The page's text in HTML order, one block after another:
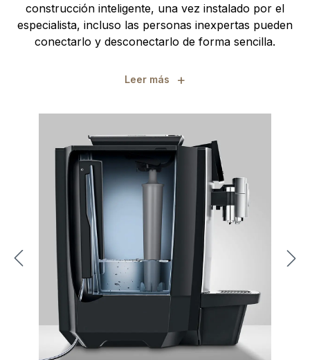
construcción inteligente, una vez instalado por el
especialista, incluso las personas inexpertas pueden
conectarlo y desconectarlo de forma sencilla.
Leer más +